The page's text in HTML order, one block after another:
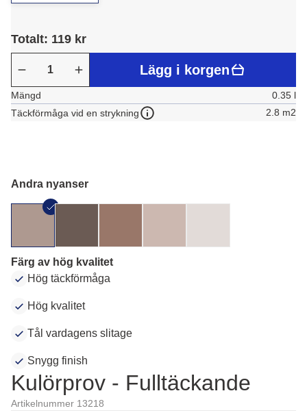
Totalt: 119 kr
Lägg i korgen
Mängd
0.35 l
Täckförmåga vid en strykning
2.8 m2
Andra nyanser
Färg av hög kvalitet
Hög täckförmåga
Hög kvalitet
Tål vardagens slitage
Snygg finish
Kulörprov - Fulltäckande
Artikelnummer 13218